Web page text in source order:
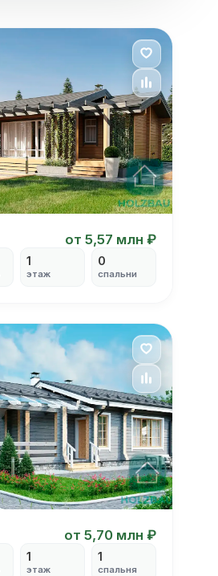
от 5,57 млн ₽
1
этаж
0
спальни
от 5,70 млн ₽
1
этаж
1
спальня